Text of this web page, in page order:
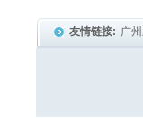
友情链接: 广